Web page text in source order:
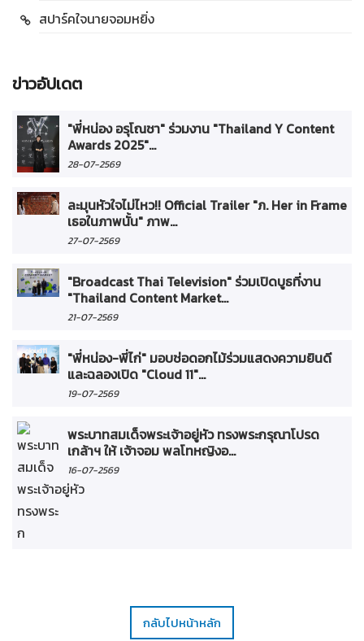
สปาร์คใจนายจอมหยิ่ง
ข่าวอัปเดต
"พี่หน่อง อรุโณชา" ร่วมงาน "Thailand Y Content
Awards 2025"...
28-07-2569
ละมุนหัวใจไม่ไหว!! Official Trailer "ภ. Her in Frame
เธอในภาพนั้น" ภาพ...
27-07-2569
"Broadcast Thai Television" ร่วมเปิดบูธที่งาน
"Thailand Content Market...
21-07-2569
"พี่หน่อง-พี่ไก่" มอบช่อดอกไม้ร่วมแสดงความยินดี
และฉลองเปิด "Cloud 11"...
19-07-2569
พระบาทสมเด็จพระเจ้าอยู่หัว ทรงพระกรุณาโปรด
เกล้าฯ ให้ เจ้าจอม พลโทหญิงอ...
16-07-2569
กลับไปหน้าหลัก